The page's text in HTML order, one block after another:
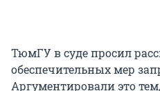
ТюмГУ в суде просил
обеспечительных мер
Аргументировали это